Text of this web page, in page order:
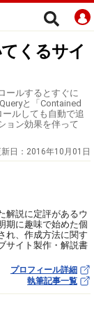
くるサイ
ールするとすぐに
と「Contained
ルしても自動で追
ョン効果を伴って
日： 2016年10月01日
解説に定評があるウ
期に趣味で始めた個
れ、作成方法に関す
サイト製作・解説書
プロフィール詳細
執筆記事一覧